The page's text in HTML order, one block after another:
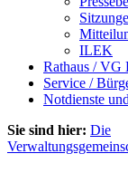
ILEK
Rathaus / VG
Service /
Notdienste
Sie sind hier: Die